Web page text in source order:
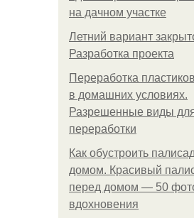
на дачном участке
Летний вариант
Разработка проекта
Переработка
в домашних условиях.
Разрешенные виды
переработки
Как обустроить
домом. Красивый
перед домом — 50
вдохновения